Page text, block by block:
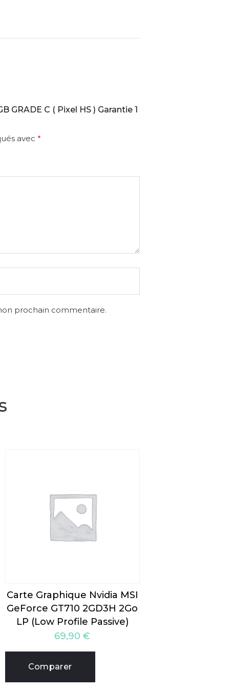
GRADE C ( Pixel HS ) Garantie 1
avec *
prochain commentaire.
Carte Graphique Nvidia MSI
GeForce GT710 2GD3H 2Go
LP (Low Profile Passive)
69,90€
Comparer